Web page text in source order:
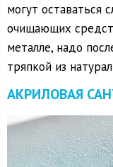
могут оставаться
очищающих
металле, надо
тряпкой из
АКРИЛОВАЯ